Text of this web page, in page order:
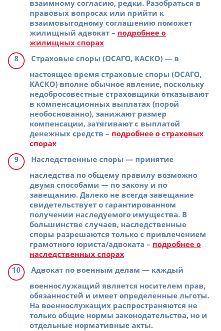
взаимному согласию, редки. Разобраться в
правовых вопросах или прийти к
взаимовыгодному соглашению поможет
жилищный адвокат – подробнее о
жилищных спорах
Страховые споры (ОСАГО, КАСКО) — в
настоящее время страховые споры (ОСАГО,
КАСКО) вполне обычное явление, поскольку
недобросовестные страховщики отказывают
в компенсационных выплатах (порой
необоснованно), занижают размер
компенсации, затягивают с выплатой
денежных средств – подробнее о страховых
спорах
Наследственные споры — принятие
наследства по общему правилу возможно
двумя способами — по закону и по
завещанию. Далеко не всегда завещание
свидетельствует о гарантированном
получении наследуемого имущества. В
большинстве случаев, наследственные
споры разрешаются только с привлечением
грамотного юриста/адвоката – подробнее о
наследственных спорах
Адвокат по военным делам — каждый
военнослужащий является носителем прав,
обязанностей и имеет определенные льготы.
На военнослужащих распространяются не
только общие нормы законодательства, но и
отдельные нормативные акты.